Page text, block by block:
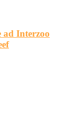
ad Interzoo